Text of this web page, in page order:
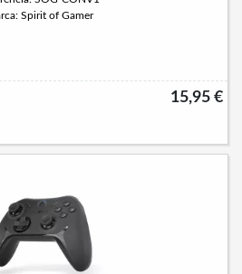
Spirit of Gamer
15,95 €